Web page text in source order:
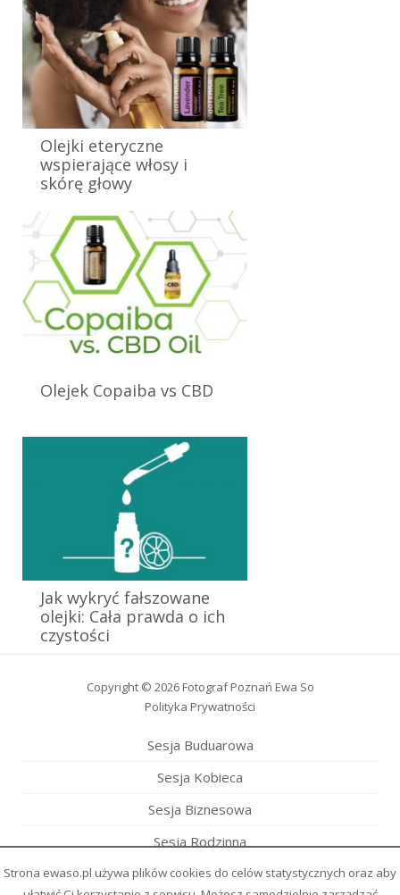
Olejki eteryczne
wspierające włosy i
skórę głowy
Olejek Copaiba vs CBD
Jak wykryć fałszowane
olejki: Cała prawda o ich
czystości
Copyright © 2026 Fotograf Poznań Ewa So
Polityka Prywatności
Sesja Buduarowa
Sesja Kobieca
Sesja Biznesowa
Sesja Rodzinna
Sesja Wieczór Panieński
Strona ewaso.pl używa plików cookies do celów statystycznych oraz aby